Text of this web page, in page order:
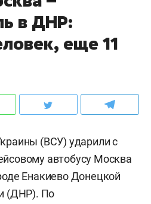
в ДНР:
еще 11
(ВСУ) ударили с
автобусу Москва
Енакиево Донецкой
(ДНР). По